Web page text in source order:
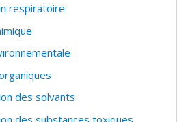
respiratoire
des solvants
des substances toxiques